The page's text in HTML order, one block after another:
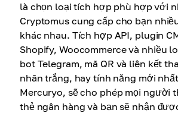
là chọn loại tích hợp phù hợp với
Cryptomus cung cấp cho bạn
khác nhau. Tích hợp API, plugin
Shopify, Woocommerce và nhiều
bot Telegram, mã QR và liên kết
nhãn trắng, hay tính năng mới
Mercuryo, sẽ cho phép mọi người
thẻ ngân hàng và bạn sẽ nhận